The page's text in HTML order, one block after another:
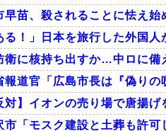
早苗、殺されることに怯え
る！」日本を旅行した外国
衛に核持ち出すか…中ロに備
報道官「広島市長は『偽り
対】イオンの売り場で唐揚
市「モスク建設と土葬も許